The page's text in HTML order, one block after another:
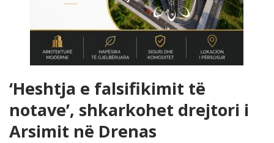
‘Heshtja e falsifikimit të
notave’, shkarkohet drejtori i
Arsimit në Drenas